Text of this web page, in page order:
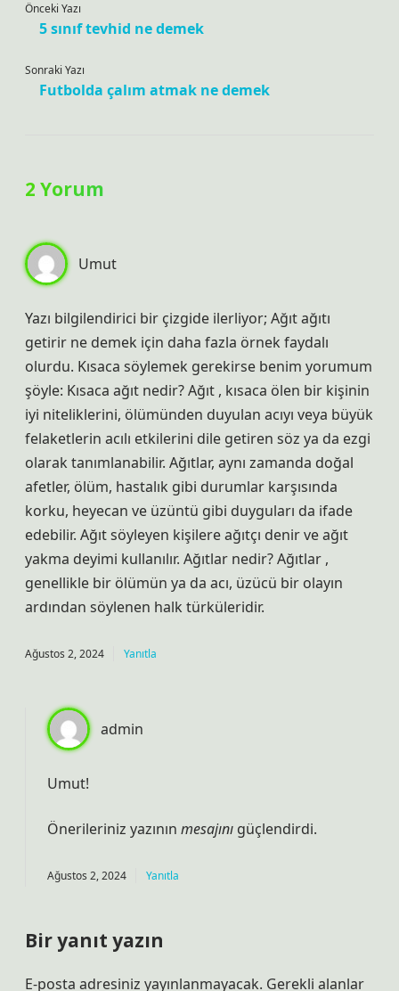
Önceki Yazı
5 sınıf tevhid ne demek
Sonraki Yazı
Futbolda çalım atmak ne demek
2 Yorum
Umut
Yazı bilgilendirici bir çizgide ilerliyor; Ağıt ağıtı
getirir ne demek için daha fazla örnek faydalı
olurdu. Kısaca söylemek gerekirse benim yorumum
şöyle: Kısaca ağıt nedir? Ağıt , kısaca ölen bir kişinin
iyi niteliklerini, ölümünden duyulan acıyı veya büyük
felaketlerin acılı etkilerini dile getiren söz ya da ezgi
olarak tanımlanabilir. Ağıtlar, aynı zamanda doğal
afetler, ölüm, hastalık gibi durumlar karşısında
korku, heyecan ve üzüntü gibi duyguları da ifade
edebilir. Ağıt söyleyen kişilere ağıtçı denir ve ağıt
yakma deyimi kullanılır. Ağıtlar nedir? Ağıtlar ,
genellikle bir ölümün ya da acı, üzücü bir olayın
ardından söylenen halk türküleridir.
Ağustos 2, 2024 Yanıtla
admin
Umut!
Önerileriniz yazının mesajını güçlendirdi.
Ağustos 2, 2024 Yanıtla
Bir yanıt yazın
E-posta adresiniz yayınlanmayacak. Gerekli alanlar